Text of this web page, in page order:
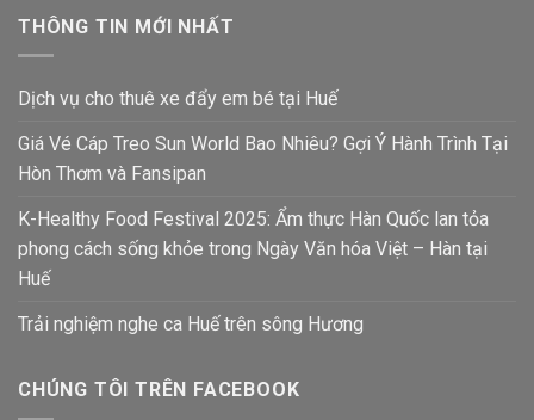
THÔNG TIN MỚI NHẤT
Dịch vụ cho thuê xe đẩy em bé tại Huế
Giá Vé Cáp Treo Sun World Bao Nhiêu? Gợi Ý Hành Trình Tại
Hòn Thơm và Fansipan
K-Healthy Food Festival 2025: Ẩm thực Hàn Quốc lan tỏa
phong cách sống khỏe trong Ngày Văn hóa Việt – Hàn tại
Huế
Trải nghiệm nghe ca Huế trên sông Hương
CHÚNG TÔI TRÊN FACEBOOK